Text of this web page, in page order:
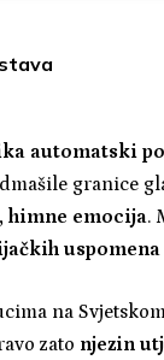
automatski
granice
emocija.
uspomena
na
zato njezin